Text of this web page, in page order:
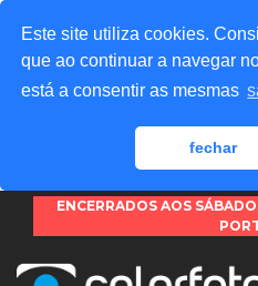
Este site utiliza cookies.
que ao continuar a navegar
está a consentir as mesmas
fechar
ENCERRADOS AOS